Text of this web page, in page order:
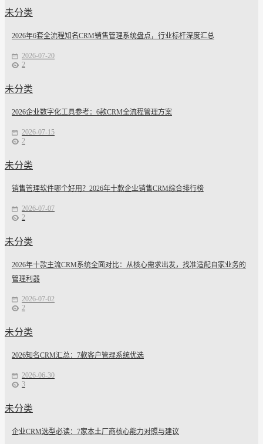
未分类
2026年6套全流程知名CRM销售管理系统盘点，行业标杆深度汇总
2026-07-20
2
未分类
2026企业数字化工具参考：6款CRM全流程管理方案
2026-07-15
2
未分类
销售管理软件哪个好用？2026年十款企业销售CRM综合排行榜
2026-07-07
2
未分类
2026年十款主流CRM系统全面对比：从核心需求出发，找准适配自家业务的
管理利器
2026-07-02
2
未分类
2026知名CRM汇总：7款客户管理系统优选
2026-06-30
3
未分类
企业CRM选型必读：7家本土厂商核心能力对照与建议